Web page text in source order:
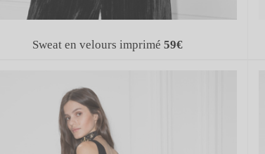
Sweat en velours imprimé 59€